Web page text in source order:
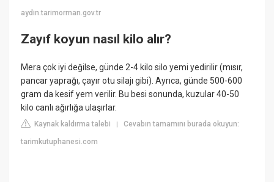
aydin.tarimorman.gov.tr
Zayıf koyun nasıl kilo alır?
Mera çok iyi değilse, günde 2-4 kilo silo yemi yedirilir (mısır,
pancar yaprağı, çayır otu silajı gibi). Ayrıca, günde 500-600
gram da kesif yem verilir. Bu besi sonunda, kuzular 40-50
kilo canlı ağırlığa ulaşırlar.
Kaynak kaldırma talebi |Cevabın tamamını burada okuyun:
tarimkutuphanesi.com